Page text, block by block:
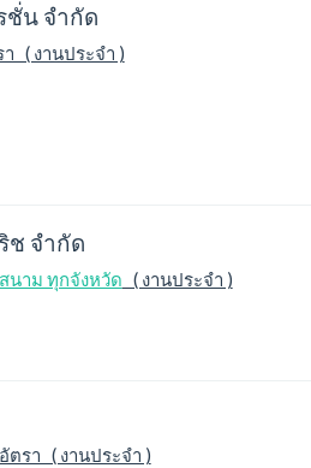
ชั่น จำกัด
( งานประจำ )
ช จำกัด
นาม ทุกจังหวัด ( งานประจำ )
ตรา ( งานประจำ )